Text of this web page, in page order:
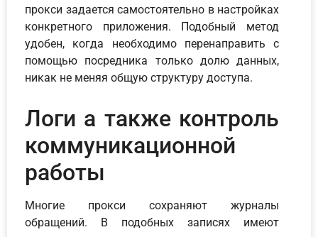
прокси задается самостоятельно в настройках
конкретного приложения. Подобный метод
удобен, когда необходимо перенаправить с
помощью посредника только долю данных,
никак не меняя общую структуру доступа.
Логи а также контроль
коммуникационной
работы
Многие прокси сохраняют журналы
обращений. В подобных записях имеют